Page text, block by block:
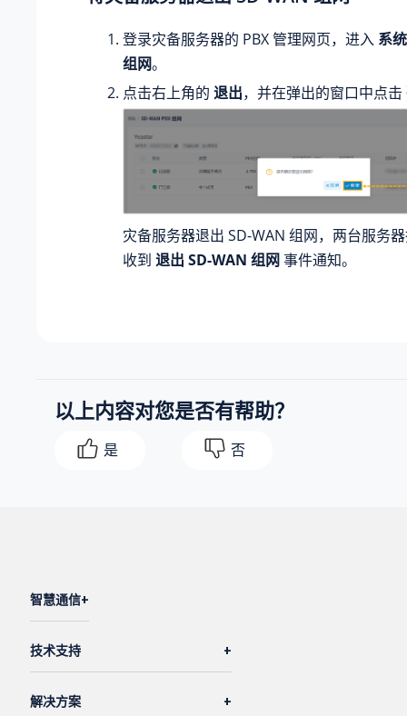
登录灾备服务器的 PBX 管理网页，进入 系统
组网。
点击右上角的 退出，并在弹出的窗口中点击
灾备服务器退出 SD-WAN 组网，两台服务
收到 退出 SD-WAN 组网事件通知。
以上内容对您是否有帮助？
是 否
智慧通信
技术支持
解决方案